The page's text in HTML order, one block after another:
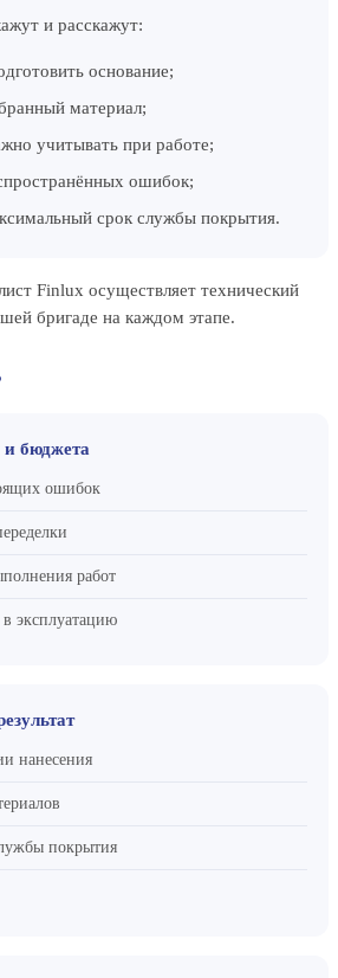
и расскажут:
основание;
материал;
учитывать при работе;
ошибок;
срок службы покрытия.
Finlux осуществляет технический
бригаде на каждом этапе.
бюджета
ошибок
работ
эксплуатацию
нанесения
покрытия